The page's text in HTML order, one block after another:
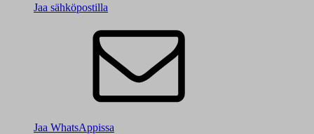
Jaa sähköpostilla
Jaa WhatsAppissa